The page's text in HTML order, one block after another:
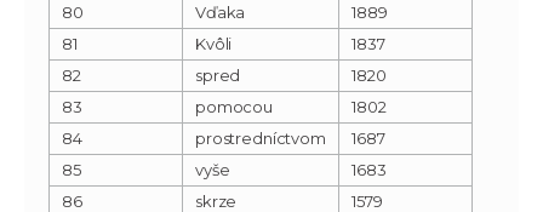
80
Vďaka
1889
81
Kvôli
1837
82
spred
1820
83
pomocou
1802
84
prostredníctvom
1687
85
vyše
1683
86
skrze
1579